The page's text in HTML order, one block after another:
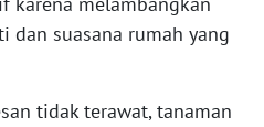
dan suasana rumah yang
tidak terawat, tanaman